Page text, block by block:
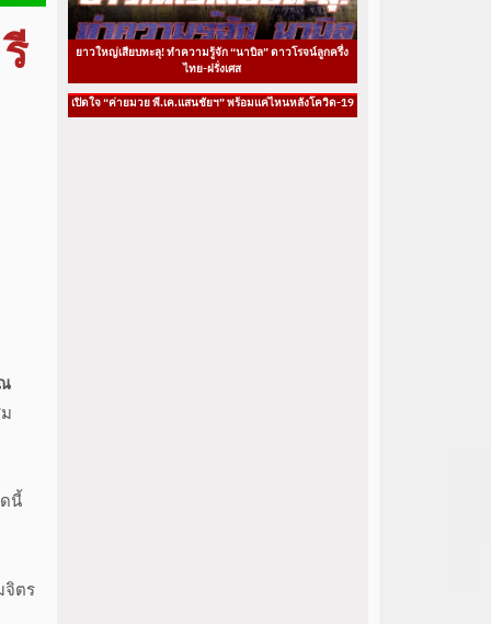
นี้
จิตร
ยาวใหญ่เสียบทะลุ! ทำความรู้จัก “นาบิล” ดาวโรจน์ลูกครึ่ง
ไทย-ฝรั่งเศส
เปิดใจ “ค่ายมวย พี.เค.แสนชัยฯ” พร้อมแค่ไหนหลังโควิด-19